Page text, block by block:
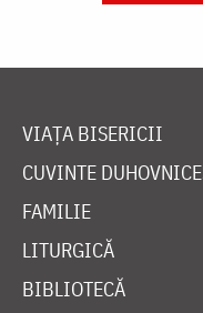
VIAȚA BISERICII
CUVINTE
FAMILIE
LITURGICĂ
BIBLIOTECĂ